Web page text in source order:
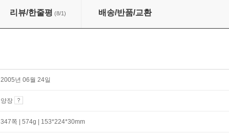
리뷰/한줄평 (8/1) 배송/반품/교환
2005년 06월 24일
양장
347쪽 | 574g | 153*224*30mm